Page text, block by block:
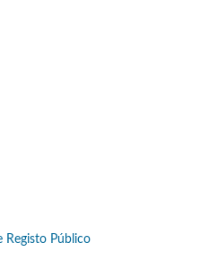
Registo Público